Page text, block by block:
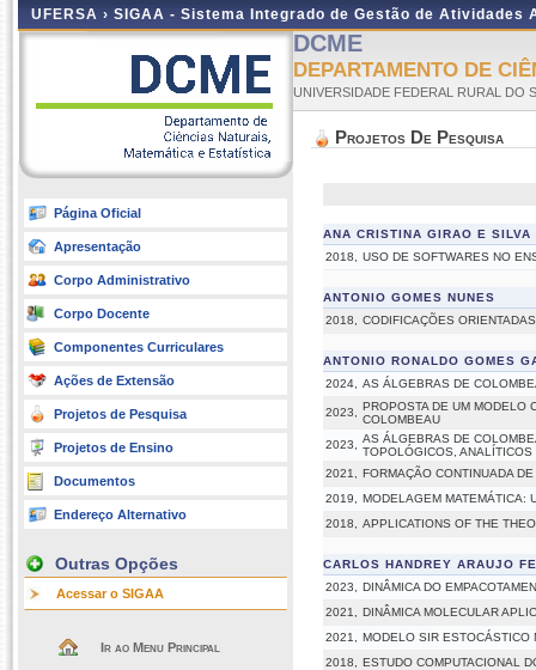
UFERSA › SIGAA - Sistema Integrado de Gestão de Atividades
Página Oficial
Apresentação
Corpo Administrativo
Corpo Docente
Componentes Curriculares
Ações de Extensão
Projetos de Pesquisa
Projetos de Ensino
Documentos
Endereço Alternativo
Outras Opções
Acessar o SIGAA
Ir ao Menu Principal
DCME
DEPARTAMENTO DE
UNIVERSIDADE FEDERAL RURAL DO
Projetos De Pesquisa
ANA CRISTINA GIRAO E SILVA
2018,
USO DE SOFTWARES NO
ANTONIO GOMES NUNES
2018,
CODIFICAÇÕES
ANTONIO RONALDO GOMES
2024,
AS ÁLGEBRAS DE
2023,
PROPOSTA DE UM MODELO
COLOMBEAU
2023,
AS ÁLGEBRAS DE
TOPOLÓGICOS,
2021,
FORMAÇÃO CONTINUADA
2019,
MODELAGEM MATEMÁTICA:
2018,
APPLICATIONS OF THE
CARLOS HANDREY ARAUJO
2023,
DINÂMICA DO
2021,
DINÂMICA MOLECULAR
2021,
MODELO SIR ESTOCÁSTICO
2018,
ESTUDO COMPUTACIONAL